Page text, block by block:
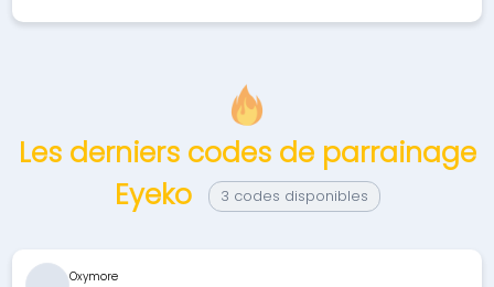
Les derniers codes de parrainage
Eyeko
3 codes disponibles
Oxymore